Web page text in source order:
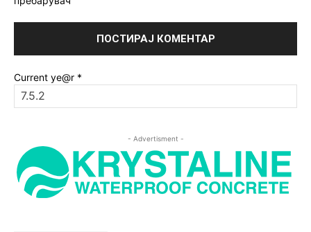
Current ye@r *
- Advertisment -